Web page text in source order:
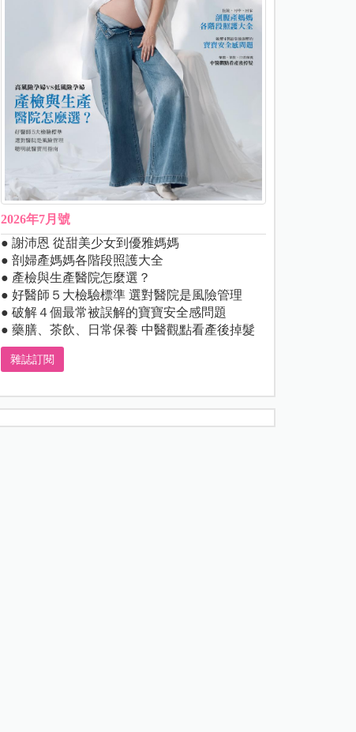
2026年7月號
● 謝沛恩 從甜美少女到優雅媽媽
● 剖婦產媽媽各階段照護大全
● 產檢與生產醫院怎麼選？
● 好醫師５大檢驗標準 選對醫院是風險管理
● 破解４個最常被誤解的寶寶安全感問題
● 藥膳、茶飲、日常保養 中醫觀點看產後掉髮
雜誌訂閱